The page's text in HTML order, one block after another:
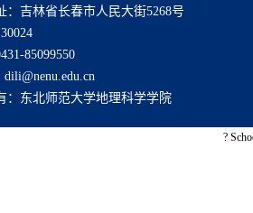
：吉林省长春市人民大街5268号
85099550
：东北师范大学地理科学学院
?